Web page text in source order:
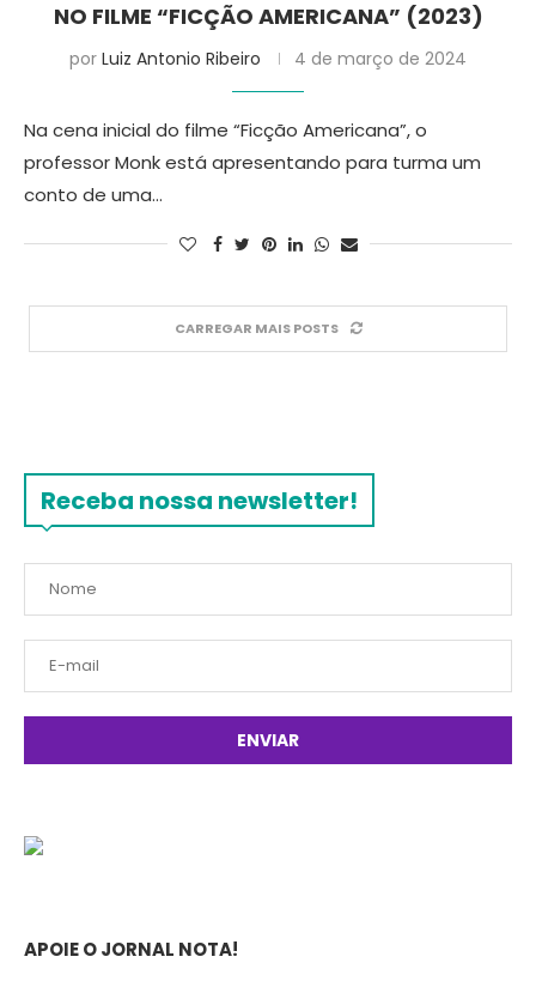
NO FILME “FICÇÃO AMERICANA” (2023)
por Luiz Antonio Ribeiro 4 de março de 2024
Na cena inicial do filme “Ficção Americana”, o
professor Monk está apresentando para turma um
conto de uma…
CARREGAR MAIS POSTS
Receba nossa newsletter!
APOIE O JORNAL NOTA!